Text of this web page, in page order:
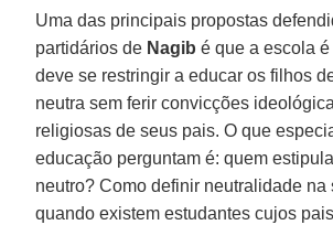
Uma das principais propostas
partidários de Nagib é que a escola
deve se restringir a educar os filhos
neutra sem ferir convicções
religiosas de seus pais. O que
educação perguntam é: quem
neutro? Como definir neutralidade na
quando existem estudantes cujos